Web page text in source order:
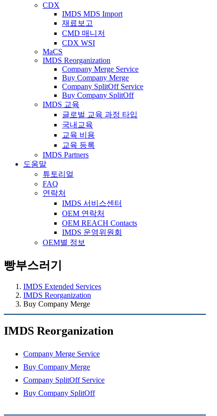
CDX
IMDS MDS Import
재료보고
CMD 매니저
CDX WSI
MaCS
IMDS Reorganization
Company Merge Service
Buy Company Merge
Company SplitOff Service
Buy Company SplitOff
IMDS 교육
글로벌 교육 과정 타입
국내교육
교육 비용
교육 등록
IMDS Partners
도움말
튜토리얼
FAQ
연락처
IMDS 서비스센터
OEM 연락처
OEM REACH Contacts
IMDS 운영위원회
OEM별 정보
빵부스러기
IMDS Extended Services
IMDS Reorganization
Buy Company Merge
IMDS Reorganization
Company Merge Service
Buy Company Merge
Company SplitOff Service
Buy Company SplitOff